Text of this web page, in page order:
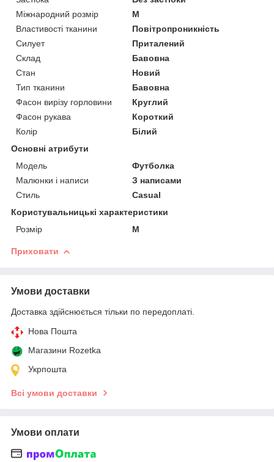
Міжнародний розмір
M
Властивості тканини
Повітропроникність
Силует
Приталений
Склад
Бавовна
Стан
Новий
Тип тканини
Бавовна
Фасон вирізу горловини
Круглий
Фасон рукава
Короткий
Колір
Білий
Основні атрибути
Модель
Футболка
Малюнки і написи
З написами
Стиль
Casual
Користувальницькі характеристики
Розмір
М
Приховати
Умови доставки
Доставка здійснюється тільки по передоплаті.
Нова Пошта
Магазини Rozetka
Укрпошта
Всі умови доставки
Умови оплати